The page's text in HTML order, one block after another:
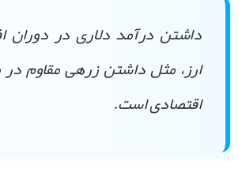
داشتن درآمد دلاری در دوران
ارز، مثل داشتن زرهی مقاوم در
اقتصادی است.